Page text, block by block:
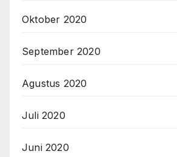
Oktober 2020
September 2020
Agustus 2020
Juli 2020
Juni 2020